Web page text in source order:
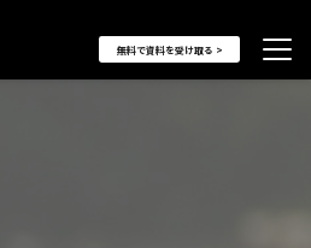
無料で資料を受け取る >